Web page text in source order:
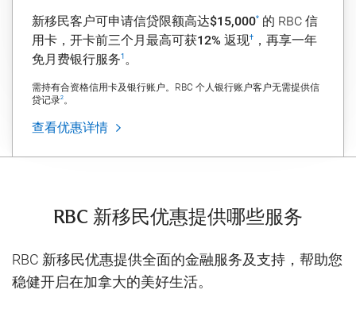
新移民客户可申请信贷限额高达$15,000* 的 RBC 信
用卡，开卡前三个月最高可获12% 返现†
，再享一年
免月费银行服务1 。
需持有合资格信用卡及银行账户。RBC 个人银行账户客户无需提供信
贷记录2。
查看优惠详情
RBC 新移民优惠提供哪些服务
RBC 新移民优惠提供全面的金融服务及支持，帮助您
稳健开启在加拿大的美好生活。